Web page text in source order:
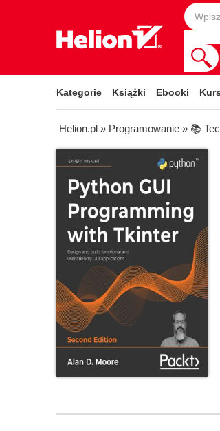
Kategorie Książki Ebooki
Helion.pl » Programowanie » 📚